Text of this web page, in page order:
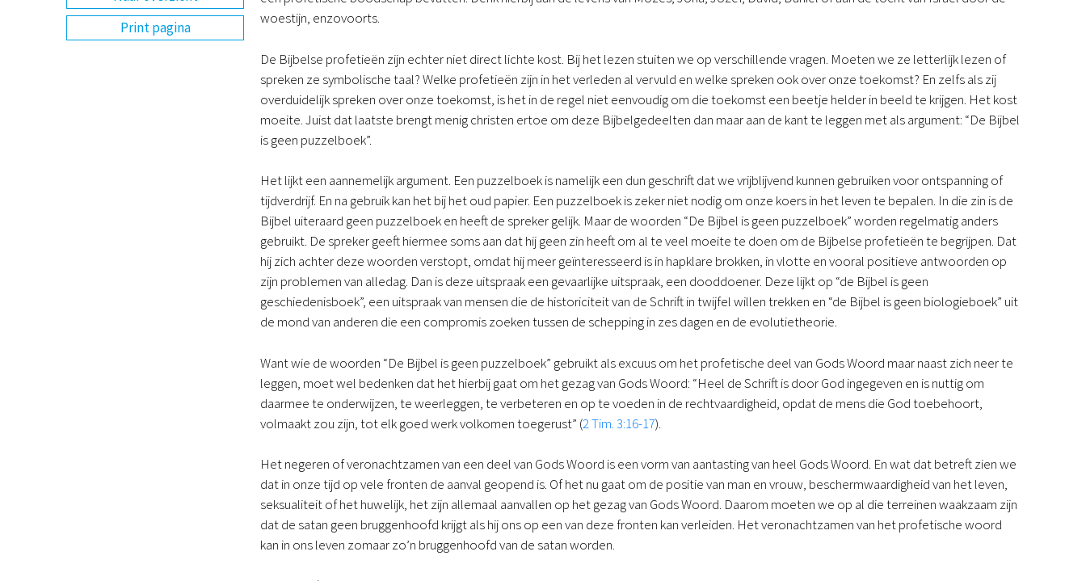
Print pagina
woestijn, enzovoorts.
De Bijbelse profetieën zijn echter niet direct lichte kost. Bij het lezen stuiten we op verschillende vragen. Moeten we ze letterlijk lezen of
spreken ze symbolische taal? Welke profetieën zijn in het verleden al vervuld en welke spreken ook over onze toekomst? En zelfs als zij
overduidelijk spreken over onze toekomst, is het in de regel niet eenvoudig om die toekomst een beetje helder in beeld te krijgen. Het kost
moeite. Juist dat laatste brengt menig christen ertoe om deze Bijbelgedeelten dan maar aan de kant te leggen met als argument: “De Bijbel
is geen puzzelboek”.
Het lijkt een aannemelijk argument. Een puzzelboek is namelijk een dun geschrift dat we vrijblijvend kunnen gebruiken voor ontspanning of
tijdverdrijf. En na gebruik kan het bij het oud papier. Een puzzelboek is zeker niet nodig om onze koers in het leven te bepalen. In die zin is de
Bijbel uiteraard geen puzzelboek en heeft de spreker gelijk. Maar de woorden “De Bijbel is geen puzzelboek” worden regelmatig anders
gebruikt. De spreker geeft hiermee soms aan dat hij geen zin heeft om al te veel moeite te doen om de Bijbelse profetieën te begrijpen. Dat
hij zich achter deze woorden verstopt, omdat hij meer geïnteresseerd is in hapklare brokken, in vlotte en vooral positieve antwoorden op
zijn problemen van alledag. Dan is deze uitspraak een gevaarlijke uitspraak, een dooddoener. Deze lijkt op “de Bijbel is geen
geschiedenisboek”, een uitspraak van mensen die de historiciteit van de Schrift in twijfel willen trekken en “de Bijbel is geen biologieboek” uit
de mond van anderen die een compromis zoeken tussen de schepping in zes dagen en de evolutietheorie.
Want wie de woorden “De Bijbel is geen puzzelboek” gebruikt als excuus om het profetische deel van Gods Woord maar naast zich neer te
leggen, moet wel bedenken dat het hierbij gaat om het gezag van Gods Woord: “Heel de Schrift is door God ingegeven en is nuttig om
daarmee te onderwijzen, te weerleggen, te verbeteren en op te voeden in de rechtvaardigheid, opdat de mens die God toebehoort,
volmaakt zou zijn, tot elk goed werk volkomen toegerust” (2 Tim. 3:16-17).
Het negeren of veronachtzamen van een deel van Gods Woord is een vorm van aantasting van heel Gods Woord. En wat dat betreft zien we
dat in onze tijd op vele fronten de aanval geopend is. Of het nu gaat om de positie van man en vrouw, beschermwaardigheid van het leven,
seksualiteit of het huwelijk, het zijn allemaal aanvallen op het gezag van Gods Woord. Daarom moeten we op al die terreinen waakzaam zijn
dat de satan geen bruggenhoofd krijgt als hij ons op een van deze fronten kan verleiden. Het veronachtzamen van het profetische woord
kan in ons leven zomaar zo’n bruggenhoofd van de satan worden.
Digitale nieuwsbrief
Agenda
Kinderwerk
Jongerenwerk
Over ons
Onze visie
Geschiedenis
Actueel
ANBI
Veelgestelde vragen
Contact